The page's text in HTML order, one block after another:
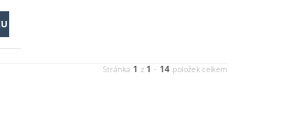
Stránka 1 z 1 - 14 položek celkem